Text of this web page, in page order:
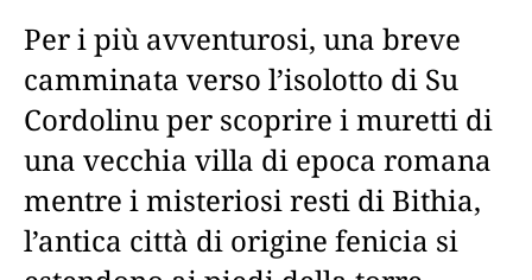
Per i più avventurosi, una breve
camminata verso l’isolotto di Su
Cordolinu per scoprire i muretti di
una vecchia villa di epoca romana
mentre i misteriosi resti di Bithia,
l’antica città di origine fenicia si